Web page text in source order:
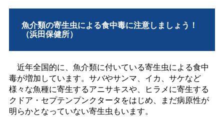
魚介類の寄生虫による食中毒に注意しましょう！
（浜田保健所）
近年全国的に、魚介類に付いている寄生虫による食中
毒が増加しています。サバやサンマ、イカ、サケなど
様々な魚種に寄生するアニサキスや、ヒラメに寄生する
クドア・セプテンプンクタータをはじめ、まだ病原性が
明らかとなっていない寄生虫もいます。